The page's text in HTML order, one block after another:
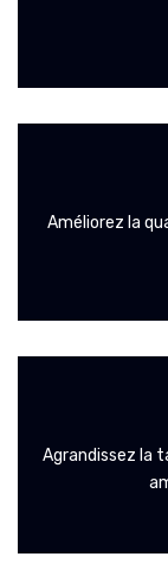
Améliorez la
Agrandissez la